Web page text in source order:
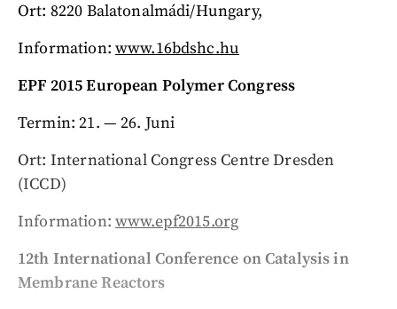
Ort: 8220 Balatonalmádi/Hungary,
Information: www.16bdshc.hu
EPF 2015 European Polymer Congress
Termin: 21. — 26. Juni
Ort: International Congress Centre Dresden
(ICCD)
Information: www.epf2015.org
12th International Conference on Catalysis in
Membrane Reactors